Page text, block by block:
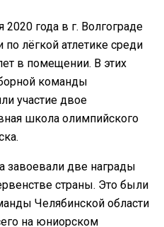
года в г. Волгограде
лёгкой атлетике среди
в помещении. В этих
команды
участие двое
школа олимпийского
завоевали две награды
страны. Это были
Челябинской области
на юниорском